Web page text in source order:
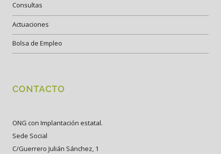
Consultas
Actuaciones
Bolsa de Empleo
CONTACTO
ONG con Implantación estatal.
Sede Social
C/Guerrero Julián Sánchez, 1